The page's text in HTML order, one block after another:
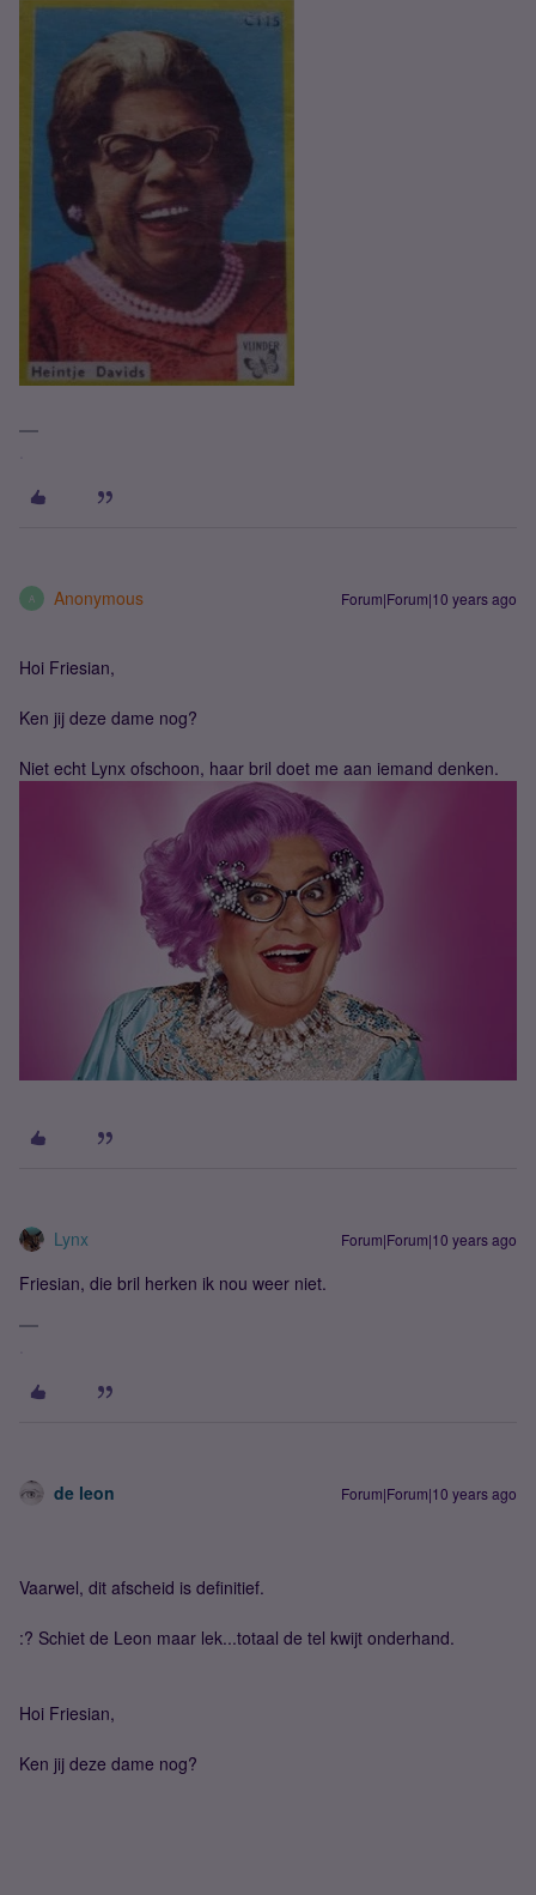
A Anonymous Forum|Forum|10 years ago
Hoi Friesian,
Ken jij deze dame nog?
Niet echt Lynx ofschoon, haar bril doet me aan iemand denken.
Lynx Forum|Forum|10 years ago
Friesian, die bril herken ik nou weer niet.
de leon Forum|Forum|10 years ago
Vaarwel, dit afscheid is definitief.
:? Schiet de Leon maar lek...totaal de tel kwijt onderhand.
Hoi Friesian,
Ken jij deze dame nog?